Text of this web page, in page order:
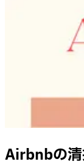
Airbnbの清